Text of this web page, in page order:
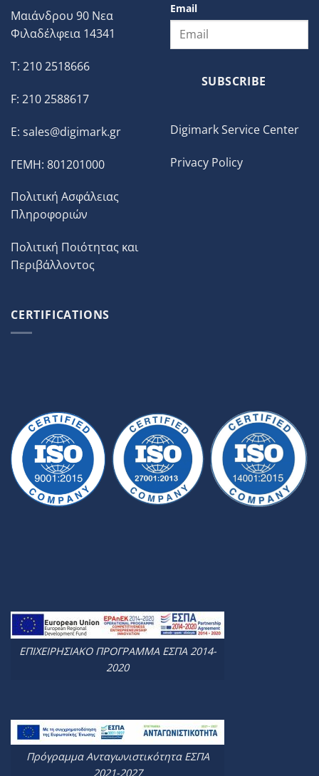
Μαιάνδρου 90 Νεα
Φιλαδέλφεια 14341
T: 210 2518666
F: 210 2588617
E: sales@digimark.gr
ΓΕΜΗ: 801201000
Πολιτική Ασφάλειας
Πληροφοριών
Πολιτική Ποιότητας και
Περιβάλλοντος
Email
SUBSCRIBE
Digimark Service Center
Privacy Policy
CERTIFICATIONS
ΕΠΙΧΕΙΡΗΣΙΑΚΟ ΠΡΟΓΡΑΜΜΑ ΕΣΠΑ 2014-
2020
Πρόγραμμα Ανταγωνιστικότητα ΕΣΠΑ
2021-2027